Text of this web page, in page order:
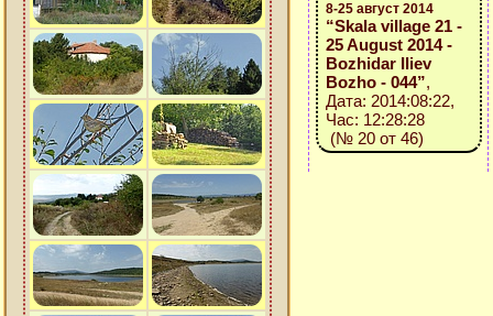
8-25 август 2014
“Skala village 21 -
25 August 2014 -
Bozhidar Iliev
Bozho - 044”,
Дата: 2014:08:22,
Час: 12:28:28
(№ 20 от 46)